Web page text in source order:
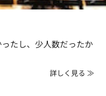
たし、少人数だったか
詳しく見る ≫